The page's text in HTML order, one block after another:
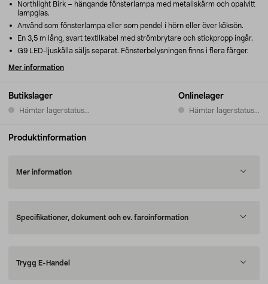
Butikslager
Hämtar lagerstatus...
Onlinelager
Hämtar lagerstatus...
Northlight Birk – hängande fönsterlampa med metallskärm och opalvitt
lampglas.
Använd som fönsterlampa eller som pendel i hörn eller över köksön.
En 3,5 m lång, svart textilkabel med strömbrytare och stickpropp ingår.
G9 LED-ljuskälla säljs separat. Fönsterbelysningen finns i flera färger.
Mer information
Produktinformation
Mer information
Specifikationer, dokument och ev. faroinformation
Trygg E-Handel